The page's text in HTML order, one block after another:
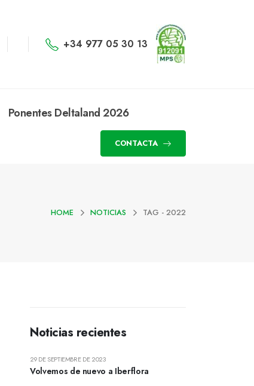
+34 977 05 30 13
Ponentes Deltaland 2026
CONTACTA
HOME NOTICIAS TAG - 2022
Noticias recientes
Volvemos de nuevo a Iberflora
29 DE SEPTIEMBRE DE 2023